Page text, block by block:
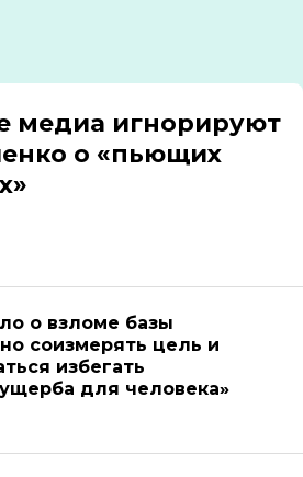
медиа игнорируют
о «пьющих
о взломе базы
соизмерять цель и
избегать
для человека»